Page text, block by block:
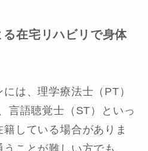
る在宅リハビリで身体
は、理学療法士（PT）
言語聴覚士（ST）といっ
している場合がありま